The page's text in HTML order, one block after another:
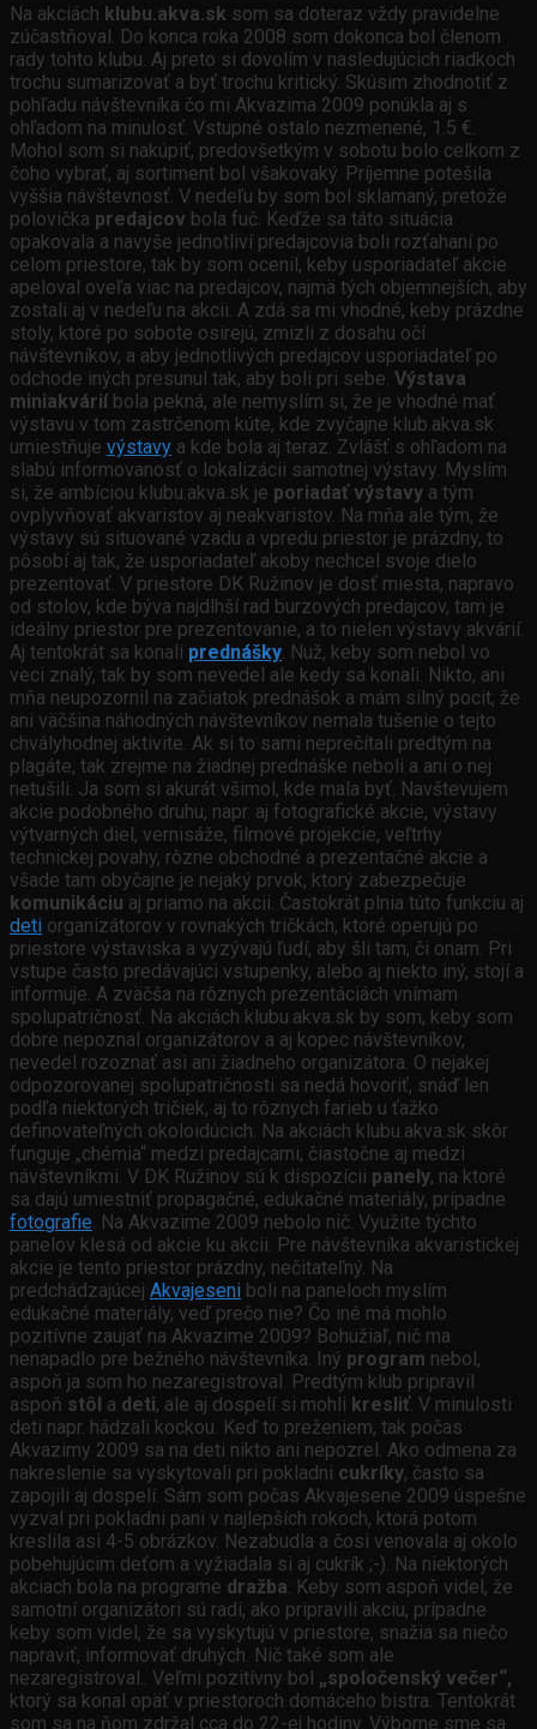
Na akciách klubu.akva.sk som sa doteraz vždy pravidelne
zúčastňoval. Do konca roka 2008 som dokonca bol členom
rady tohto klubu. Aj preto si dovolím v nasledujúcich riadkoch
trochu sumarizovať a byť trochu kritický. Skúsim zhodnotiť z
pohľadu návštevníka čo mi Akvazima 2009 ponúkla aj s
ohľadom na minulosť. Vstupné ostalo nezmenené, 1.5 €.
Mohol som si nakúpiť, predovšetkým v sobotu bolo celkom z
čoho vybrať, aj sortiment bol všakovaký. Príjemne potešila
vyššia návštevnosť. V nedeľu by som bol sklamaný, pretože
polovička predajcov bola fuč. Keďže sa táto situácia
opakovala a navyše jednotliví predajcovia boli rozťahaní po
celom priestore, tak by som ocenil, keby usporiadateľ akcie
apeloval oveľa viac na predajcov, najmä tých objemnejších, aby
zostali aj v nedeľu na akcii. A zdá sa mi vhodné, keby prázdne
stoly, ktoré po sobote osirejú, zmizli z dosahu očí
návštevníkov, a aby jednotlivých predajcov usporiadateľ po
odchode iných presunul tak, aby boli pri sebe. Výstava
miniakvárií bola pekná, ale nemyslím si, že je vhodné mať
výstavu v tom zastrčenom kúte, kde zvyčajne klub.akva.sk
umiestňuje výstavy a kde bola aj teraz. Zvlášť s ohľadom na
slabú informovanosť o lokalizácii samotnej výstavy. Myslím
si, že ambíciou klubu.akva.sk je poriadať výstavy a tým
ovplyvňovať akvaristov aj neakvaristov. Na mňa ale tým, že
výstavy sú situované vzadu a vpredu priestor je prázdny, to
pôsobí aj tak, že usporiadateľ akoby nechcel svoje dielo
prezentovať. V priestore DK Ružinov je dosť miesta, napravo
od stolov, kde býva najdlhší rad burzových predajcov, tam je
ideálny priestor pre prezentovanie, a to nielen výstavy akvárií.
Aj tentokrát sa konali prednášky. Nuž, keby som nebol vo
veci znalý, tak by som nevedel ale kedy sa konali. Nikto, ani
mňa neupozornil na začiatok prednášok a mám silný pocit, že
ani väčšina náhodných návštevníkov nemala tušenie o tejto
chvályhodnej aktivite. Ak si to sami neprečítali predtým na
plagáte, tak zrejme na žiadnej prednáške neboli a ani o nej
netušili. Ja som si akurát všimol, kde mala byť. Navštevujem
akcie podobného druhu, napr. aj fotografické akcie, výstavy
výtvarných diel, vernisáže, filmové projekcie, veľtrhy
technickej povahy, rôzne obchodné a prezentačné akcie a
všade tam obyčajne je nejaký prvok, ktorý zabezpečuje
komunikáciu aj priamo na akcii. Častokrát plnia túto funkciu aj
deti organizátorov v rovnakých tričkách, ktoré operujú po
priestore výstaviska a vyzývajú ľudí, aby šli tam, či onam. Pri
vstupe často predávajúci vstupenky, alebo aj niekto iný, stojí a
informuje. A zväčša na rôznych prezentáciách vnímam
spolupatričnosť. Na akciách klubu.akva.sk by som, keby som
dobre nepoznal organizátorov a aj kopec návštevníkov,
nevedel rozoznať asi ani žiadneho organizátora. O nejakej
odpozorovanej spolupatričnosti sa nedá hovoriť, snáď len
podľa niektorých tričiek, aj to rôznych farieb u ťažko
definovateľných okoloidúcich. Na akciách klubu.akva.sk skôr
funguje „chémia“ medzi predajcami, čiastočne aj medzi
návštevníkmi. V DK Ružinov sú k dispozícii panely, na ktoré
sa dajú umiestniť propagačné, edukačné materiály, prípadne
fotografie. Na Akvazime 2009 nebolo nič. Využite týchto
panelov klesá od akcie ku akcii. Pre návštevníka akvaristickej
akcie je tento priestor prázdny, nečitateľný. Na
predchádzajúcej Akvajeseni boli na paneloch myslím
edukačné materiály, veď prečo nie? Čo iné má mohlo
pozitívne zaujať na Akvazime 2009? Bohužiaľ, nič ma
nenapadlo pre bežného návštevníka. Iný program nebol,
aspoň ja som ho nezaregistroval. Predtým klub pripravil
aspoň stôl a deti, ale aj dospelí si mohli kresliť. V minulosti
deti napr. hádzali kockou. Keď to preženiem, tak počas
Akvazimy 2009 sa na deti nikto ani nepozrel. Ako odmena za
nakreslenie sa vyskytovali pri pokladni cukríky, často sa
zapojili aj dospelí. Sám som počas Akvajesene 2009 úspešne
vyzval pri pokladni pani v najlepších rokoch, ktorá potom
kreslila asi 4-5 obrázkov. Nezabudla a čosi venovala aj okolo
pobehujúcim deťom a vyžiadala si aj cukrík ;-). Na niektorých
akciach bola na programe dražba. Keby som aspoň videl, že
samotní organizátori sú radi, ako pripravili akciu, prípadne
keby som videl, že sa vyskytujú v priestore, snažia sa niečo
napraviť, informovať druhých. Nič také som ale
nezaregistroval.. Veľmi pozitívny bol „spoločenský večer“,
ktorý sa konal opäť v priestoroch domáceho bistra. Tentokrát
som sa na ňom zdržal cca do 22-ej hodiny. Výborne sme sa